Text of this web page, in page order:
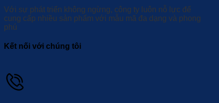
Với sự phát triển không ngừng, công ty luôn nỗ lực để
cung cấp nhiều sản phẩm với mẫu mã đa dạng và phong
phú
Kết nối với chúng tôi